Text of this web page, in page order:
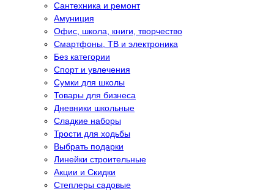
Сантехника и ремонт
Амуниция
Офис, школа, книги, творчество
Смартфоны, ТВ и электроника
Без категории
Спорт и увлечения
Сумки для школы
Товары для бизнеса
Дневники школьные
Сладкие наборы
Трости для ходьбы
Выбрать подарки
Линейки строительные
Акции и Скидки
Степлеры садовые